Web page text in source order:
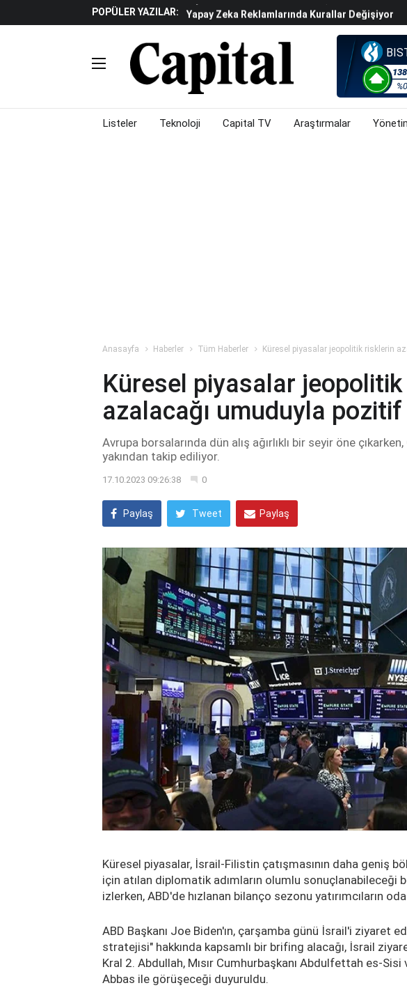
POPÜLER YAZILAR:
Yapay Zeka Reklamlarında Kurallar Değişiyor
Beyaz Eşya Sektöründe Daralma Sürüyor
Döviz Ve Altın Güne Nasıl Başladı? (31 Temmuz
Küresel Piyasalarda Teknoloji Rallisi Risk
Piyasalarda Gün Ortası: Borsa, Döviz Ve
Listeler Teknoloji Capital TV Araştırmalar
Anasayfa Haberler Tüm Haberler Küresel piyasalar jeopolitik risklerin
Küresel piyasalar
azalacağı umuduyla
Avrupa borsalarında dün alış ağırlıklı bir seyir öne
yakından takip ediliyor.
17.10.2023 09:26:38 0
Paylaş Tweet Paylaş
Küresel piyasalar, İsrail-Filistin çatışmasının daha geniş
için atılan diplomatik adımların olumlu
izlerken, ABD'de hızlanan bilanço sezonu yatırımcıların
ABD Başkanı Joe Biden'ın, çarşamba günü İsrail'i ziyaret
stratejisi" hakkında kapsamlı bir brifing alacağı, İsrail
Kral 2. Abdullah, Mısır Cumhurbaşkanı Abdulfettah es-
Abbas ile görüşeceği duyuruldu.